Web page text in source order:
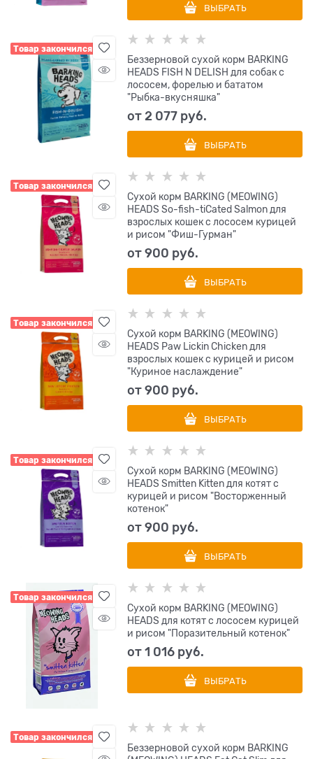
ВЫБРАТЬ
Товар закончился
Беззерновой сухой корм BARKING
HEADS FISH N DELISH для собак с
лососем, форелью и бататом
"Рыбка-вкусняшка"
от2 077 руб.
ВЫБРАТЬ
Товар закончился
Сухой корм BARKING (MEOWING)
HEADS So-fish-tiCated Salmon для
взрослых кошек с лососем курицей
и рисом "Фиш-Гурман"
от900 руб.
ВЫБРАТЬ
Товар закончился
Сухой корм BARKING (MEOWING)
HEADS Paw Lickin Chicken для
взрослых кошек с курицей и рисом
"Куриное наслаждение"
от900 руб.
ВЫБРАТЬ
Товар закончился
Сухой корм BARKING (MEOWING)
HEADS Smitten Kitten для котят с
курицей и рисом "Восторженный
котенок"
от900 руб.
ВЫБРАТЬ
Товар закончился
Сухой корм BARKING (MEOWING)
HEADS для котят с лососем курицей
и рисом "Поразительный котенок"
от1 016 руб.
ВЫБРАТЬ
Товар закончился
Беззерновой cухой корм BARKING